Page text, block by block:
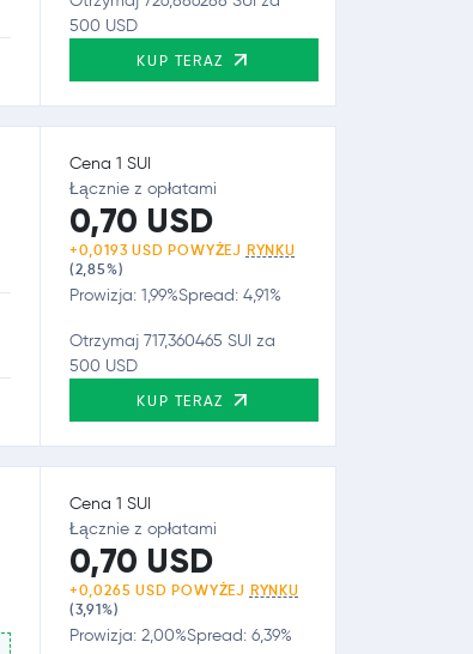
500 USD
KUP TERAZ
Cena 1 SUI
Łącznie z opłatami
0,70 USD
+0,0193 USD POWYŻEJ RYNKU
(2,85%)
Prowizja: 1,99%Spread: 4,91%
Otrzymaj 717,360465 SUI za
500 USD
KUP TERAZ
Cena 1 SUI
Łącznie z opłatami
0,70 USD
+0,0265 USD POWYŻEJ RYNKU
(3,91%)
Prowizja: 2,00%Spread: 6,39%